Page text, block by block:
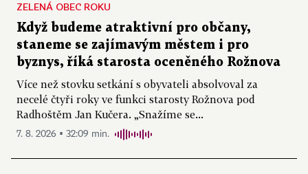
ZELENÁ OBEC ROKU
Když budeme atraktivní pro občany,
staneme se zajímavým městem i pro
byznys, říká starosta oceněného Rožnova
Více než stovku setkání s obyvateli absolvoval za
necelé čtyři roky ve funkci starosty Rožnova pod
Radhoštěm Jan Kučera. „Snažíme se...
7. 8. 2026 ▪ 32:09 min.